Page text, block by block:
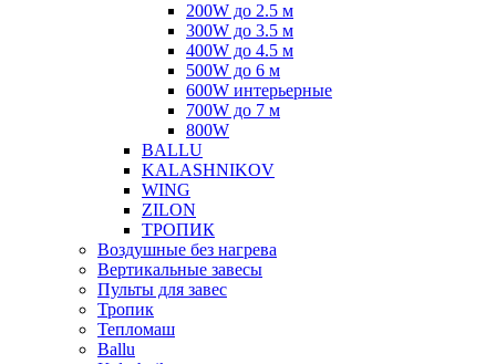
200W до 2.5 м
300W до 3.5 м
400W до 4.5 м
500W до 6 м
600W интерьерные
700W до 7 м
800W
BALLU
KALASHNIKOV
WING
ZILON
ТРОПИК
Воздушные без нагрева
Вертикальные завесы
Пульты для завес
Тропик
Тепломаш
Ballu